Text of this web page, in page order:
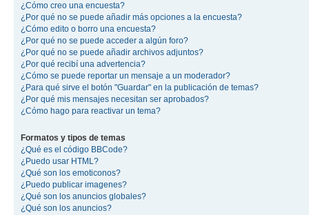
¿Cómo creo una encuesta?
¿Por qué no se puede añadir más opciones a la encuesta?
¿Cómo edito o borro una encuesta?
¿Por qué no se puede acceder a algún foro?
¿Por qué no se puede añadir archivos adjuntos?
¿Por qué recibí una advertencia?
¿Cómo se puede reportar un mensaje a un moderador?
¿Para qué sirve el botón "Guardar" en la publicación de temas?
¿Por qué mis mensajes necesitan ser aprobados?
¿Cómo hago para reactivar un tema?
Formatos y tipos de temas
¿Qué es el código BBCode?
¿Puedo usar HTML?
¿Qué son los emoticonos?
¿Puedo publicar imagenes?
¿Qué son los anuncios globales?
¿Qué son los anuncios?